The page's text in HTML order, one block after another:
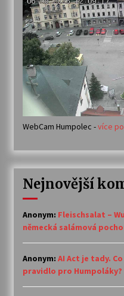
WebCam Humpolec -více
Nejnovější
Anonym: Fleischsalat –
německá salámová
Anonym: AI Act je tady.
pravidlo pro Humpoláky?